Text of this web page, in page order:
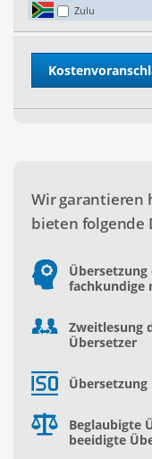
Zulu
Wir garantieren
bieten folgende
fachkundige
Zweitlesung
Übersetzer
Übersetzung
Beglaubigte
beeidigte